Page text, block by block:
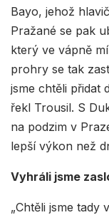
Bayo, jehož
Pražané se pak
který ve vápně
prohry se tak
jsme chtěli přidat
řekl Trousil. S
na podzim v
lepší výkon než
Vyhráli jsme
„Chtěli jsme